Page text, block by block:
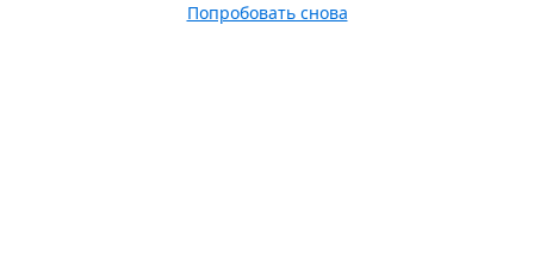
Попробовать снова